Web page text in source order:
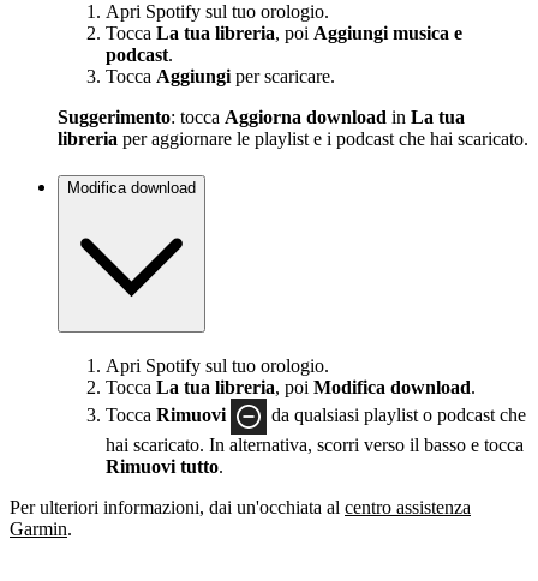
Apri Spotify sul tuo orologio.
Tocca La tua libreria, poi Aggiungi musica e
podcast.
Tocca Aggiungiper scaricare.
Suggerimento: tocca Aggiorna download in La tua
libreria per aggiornare le playlist e i podcast che hai scaricato.
Modifica download
Apri Spotify sul tuo orologio.
Tocca La tua libreria, poi Modifica download.
Tocca Rimuovi
da qualsiasi playlist o podcast che
hai scaricato. In alternativa, scorri verso il basso e tocca
Rimuovi tutto.
Per ulteriori informazioni, dai un'occhiata al centro assistenza
Garmin.